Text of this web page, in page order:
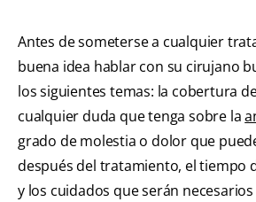
Antes de someterse a cualquier
buena idea hablar con su cirujano
los siguientes temas: la cobertura
cualquier duda que tenga sobre la
grado de molestia o dolor que
después del tratamiento, el tiempo
y los cuidados que serán